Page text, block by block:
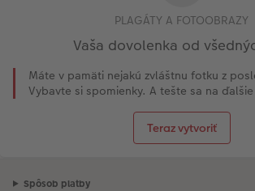
PLAGÁTY A FOTOOBRAZY
Vaša dovolenka od
Máte v pamäti nejakú zvláštnu fotku z
Vybavte si spomienky. A tešte sa na ďalšie
Teraz vytvoriť
Spôsob platby